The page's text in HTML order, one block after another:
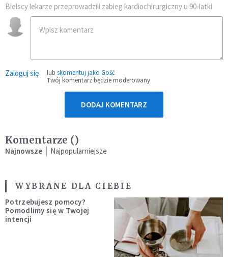
Bielscy lekarze przeprowadzili zabieg kardiochirurgiczny u 90-latki
Zaloguj się lub skomentuj jako Gość
Twój komentarz będzie moderowany
DODAJ KOMENTARZ
Komentarze ()
Najnowsze Najpopularniejsze
WYBRANE DLA CIEBIE
Potrzebujesz pomocy?
Pomodlimy się w Twojej
intencji